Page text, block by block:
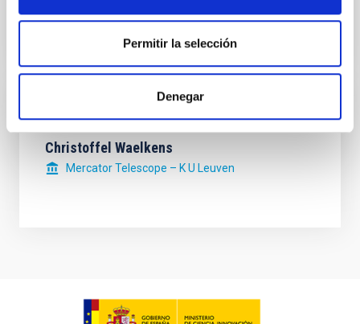
Permitir la selección
Denegar
Christoffel Waelkens
Mercator Telescope – K U Leuven